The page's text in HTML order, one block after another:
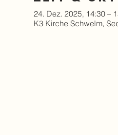
24. Dez. 2025, 14:30 –
K3 Kirche Schwelm,